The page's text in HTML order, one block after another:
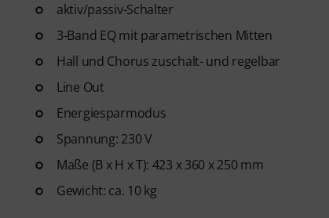
aktiv/passiv-Schalter
3-Band EQ mit parametrischen Mitten
Hall und Chorus zuschalt- und regelbar
Line Out
Energiesparmodus
Spannung: 230 V
Maße (B x H x T): 423 x 360 x 250 mm
Gewicht: ca. 10 kg